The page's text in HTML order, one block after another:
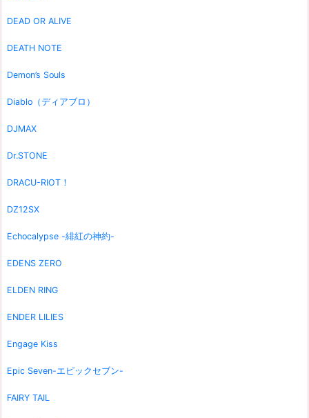
DEAD OR ALIVE
DEATH NOTE
Demon’s Souls
Diablo（ディアブロ）
DJMAX
Dr.STONE
DRACU-RIOT！
DZ12SX
Echocalypse -緋紅の神約-
EDENS ZERO
ELDEN RING
ENDER LILIES
Engage Kiss
Epic Seven-エピックセブン-
FAIRY TAIL